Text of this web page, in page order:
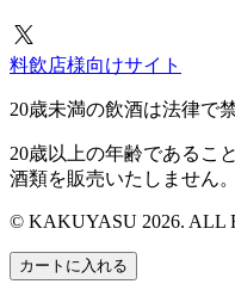
料飲店様向けサイト
20歳未満の飲酒は法律で
20歳以上の年齢であるこ
酒類を販売いたしません。
© KAKUYASU 2026. ALL
カートに入れる